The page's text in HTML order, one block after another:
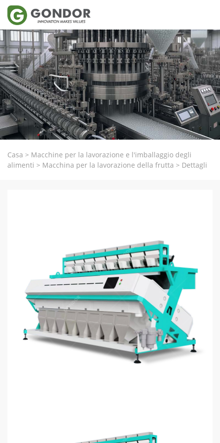
Casa > Macchine per la lavorazione e l'imballaggio degli
alimenti > Macchina per la lavorazione della frutta > Dettagli